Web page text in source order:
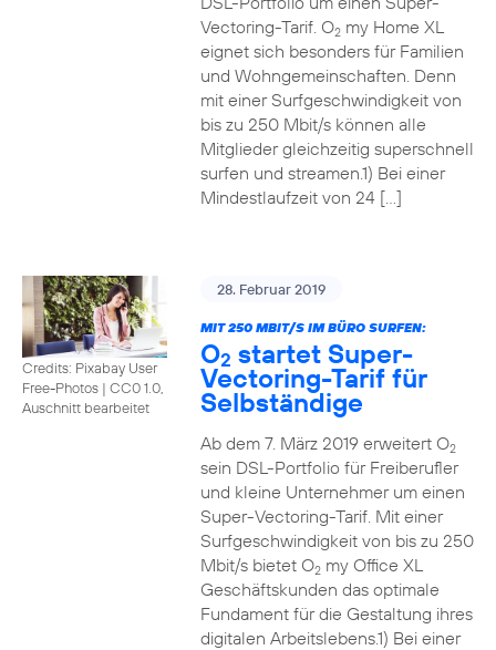
Vectoring-Tarif. O2my Home XL
eignet sich besonders für Familien
und Wohngemeinschaften. Denn
mit einer Surfgeschwindigkeit von
bis zu 250 Mbit/s können alle
Mitglieder gleichzeitig superschnell
surfen und streamen.1) Bei einer
Mindestlaufzeit von 24 […]
Credits: Pixabay User
Free-Photos | CC0 1.0,
Auschnitt bearbeitet
28. Februar 2019
MIT 250 MBIT/S IM BÜRO SURFEN:
O2 startet Super-
Vectoring-Tarif für
Selbständige
Ab dem 7. März 2019 erweitert O2
sein DSL-Portfolio für Freiberufler
und kleine Unternehmer um einen
Super-Vectoring-Tarif. Mit einer
Surfgeschwindigkeit von bis zu 250
Mbit/s bietet O2my Office XL
Geschäftskunden das optimale
Fundament für die Gestaltung ihres
digitalen Arbeitslebens.1) Bei einer